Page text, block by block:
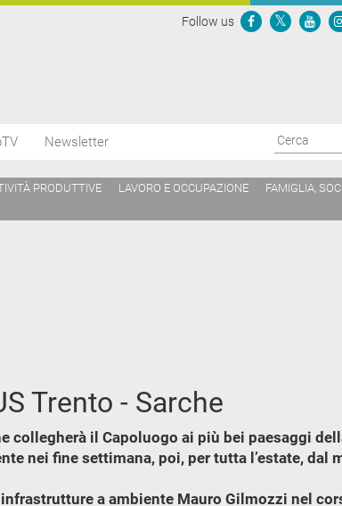
Follow us
Newsletter
PRODUTTIVE LAVORO E OCCUPAZIONE
FAMIGLIA,
Trento - Sarche
collegherà il Capoluogo ai più bei paesaggi
nei fine settimana, poi, per tutta l’estate, dal
a ambiente Mauro Gilmozzi nel